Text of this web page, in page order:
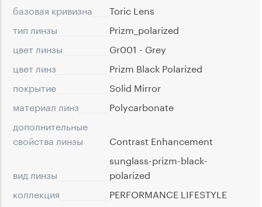
базовая кривизна
Toric Lens
тип линзы
Prizm_polarized
цвет линзы
Gr001 - Grey
цвет линз
Prizm Black Polarized
покрытие
Solid Mirror
материал линз
Polycarbonate
дополнительные
свойства линзы
Contrast Enhancement
вид линзы
sunglass-prizm-black-
polarized
коллекция
PERFORMANCE LIFESTYLE